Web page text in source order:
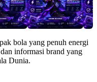
bola yang penuh energi
informasi brand yang
Dunia.